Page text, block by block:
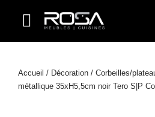
Accueil / Décoration / Corbeilles/
métallique 35xH5,5cm noir Tero S|P